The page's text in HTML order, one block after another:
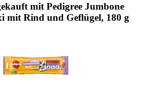
mit Pedigree Jumbone
mit Rind und Geflügel, 180 g